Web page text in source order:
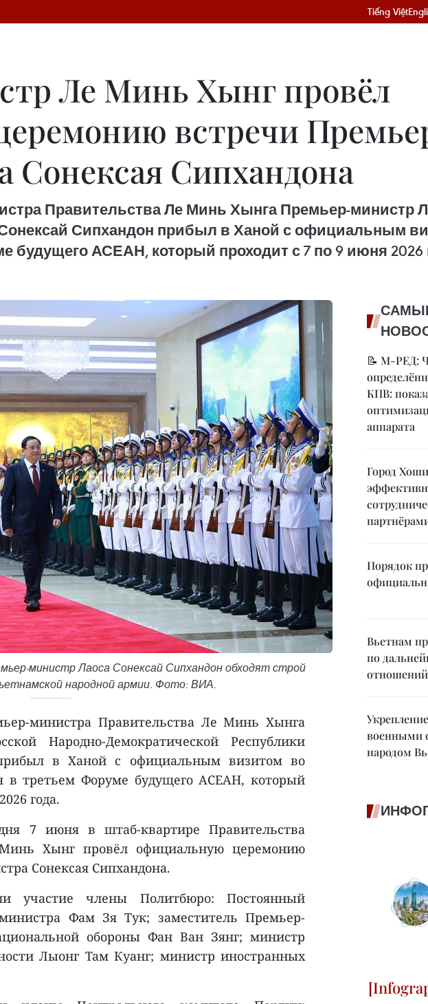
Tiếng Việt
Ле Минь Хынг провёл
встречи
Сонексая Сипхандона
Правительства Ле Минь Хынга Премьер-министр
Сипхандон прибыл в Ханой с официальным
будущего АСЕАН, который проходит с 7 по 9 июня 2026
министр Лаоса Сонексай Сипхандон обходят строй
народной армии. Фото: ВИА.
министра Правительства Ле Минь Хынга
Народно-Демократической Республики
в Ханой с официальным визитом во
в третьем Форуме будущего АСЕАН, который
года.
7 июня в штаб-квартире Правительства
Хынг провёл официальную церемонию
Сонексая Сипхандона.
участие члены Политбюро: Постоянный
Фам Зя Тук; заместитель Премьер-
обороны Фан Ван Зянг; министр
Лыонг Там Куанг; министр иностранных
📝 М-РЕД:
КПВ:
аппарата
Город
Порядок
Вьетнам
по
военными
народом